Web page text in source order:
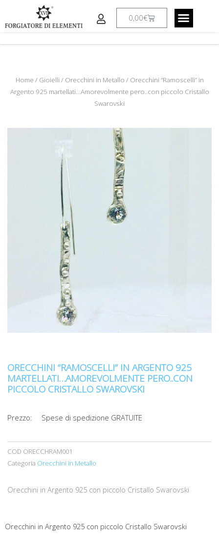
contenuto
0,00€Carrello
Home / Gioielli / Orecchini in Metallo / Orecchini “Ramoscelli” in
Argento 925 martellati…Amorevolmente pero..con piccolo Cristallo
Swarovski
ORECCHINI “RAMOSCELLI” IN ARGENTO 925
MARTELLATI…AMOREVOLMENTE PERO..CON
PICCOLO CRISTALLO SWAROVSKI
Prezzo: Spese di spedizione GRATUITE
COD ORECCHRAM001
Categoria Orecchini in Metallo
Orecchini in Argento 925 con piccolo Cristallo Swarovski
Orecchini in Argento 925 con piccolo Cristallo Swarovski